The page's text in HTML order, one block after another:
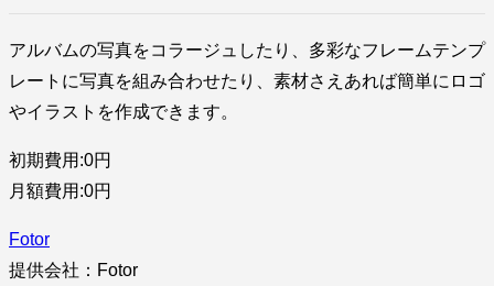
アルバムの写真をコラージュしたり、多彩なフレームテンプ
レートに写真を組み合わせたり、素材さえあれば簡単にロゴ
やイラストを作成できます。
初期費用:0円
月額費用:0円
Fotor
提供会社：Fotor